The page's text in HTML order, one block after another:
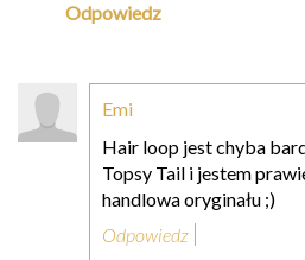
Odpowiedz
Emi
Hair loop jest chyba
Topsy Tail i jestem
handlowa oryginału ;)
Odpowiedz